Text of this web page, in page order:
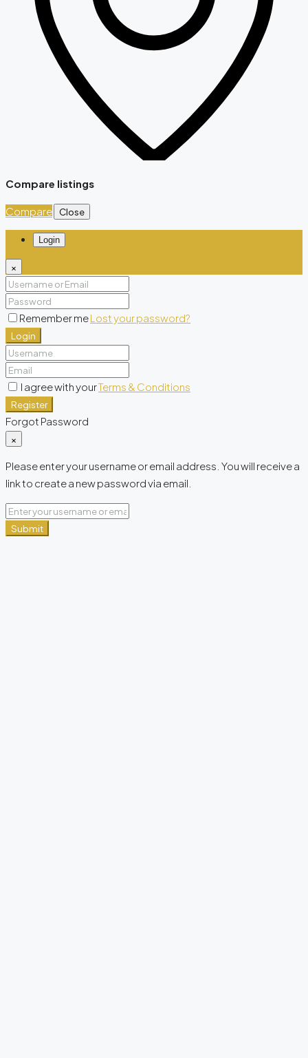
Compare listings
Compare Close
Login
×
Remember meLost your password?
Login
I agree with yourTerms & Conditions
Register
Forgot Password
×
Please enter your username or email address. You will receive a
link to create a new password via email.
Submit